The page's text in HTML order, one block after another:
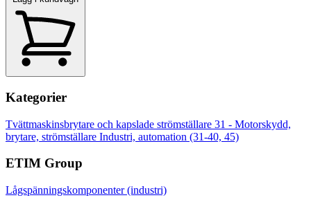
Kategorier
Tvättmaskinsbrytare och kapslade strömställare 31 - Motorskydd,
brytare, strömställare Industri, automation (31-40, 45)
ETIM Group
Lågspänningskomponenter (industri)